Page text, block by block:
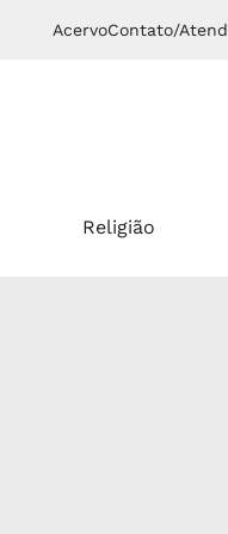
AcervoContato/
Religião